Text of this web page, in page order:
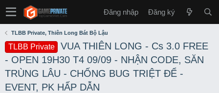
Đăng nhập Đăng ký
TLBB Private, Thiên Long Bát Bộ Lậu
TLBB Private
VUA THIÊN LONG - Cs 3.0 FREE
- OPEN 19H30 T4 09/09 - NHẬN CODE, SĂN
TRÙNG LÂU - CHỐNG BUG TRIỆT ĐỂ -
EVENT, PK HẤP DẪN